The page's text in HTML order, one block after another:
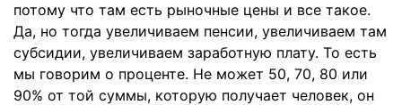
потому что там есть рыночные цены и все такое.
Да, но тогда увеличиваем пенсии, увеличиваем там
субсидии, увеличиваем заработную плату. То есть
мы говорим о проценте. Не может 50, 70, 80 или
90% от той суммы, которую получает человек, он